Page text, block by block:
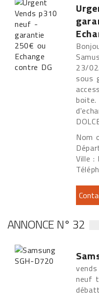
23/
sous
Nom
Ville :
ANNONCE N° 32
neuf